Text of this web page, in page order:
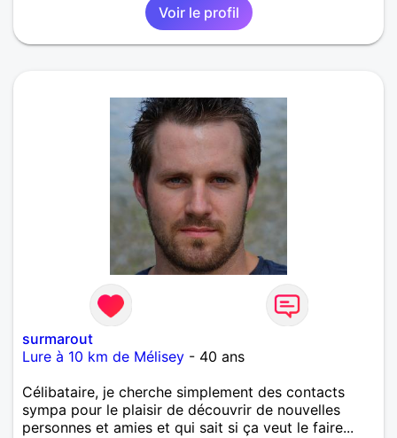
Voir le profil
surmarout
Lure à 10 km de Mélisey - 40 ans
Célibataire, je cherche simplement des contacts
sympa pour le plaisir de découvrir de nouvelles
personnes et amies et qui sait si ça veut le faire...